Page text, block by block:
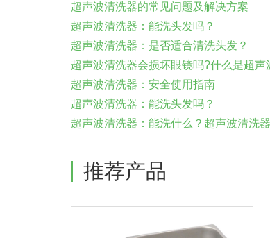
超声波清洗器的常见问题及解决方案
超声波清洗器：能洗头发吗？
超声波清洗器：是否适合清洗头发？
超声波清洗器会损坏眼镜吗?什么是超声
超声波清洗器：安全使用指南
超声波清洗器：能洗头发吗？
超声波清洗器：能洗什么？超声波清洗
推荐产品